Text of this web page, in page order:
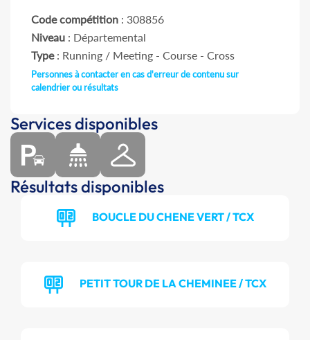
Code compétition : 308856
Niveau : Départemental
Type: Running / Meeting - Course - Cross
Personnes à contacter en cas d'erreur de contenu sur
calendrier ou résultats
Services disponibles
Résultats disponibles
BOUCLE DU CHENE VERT / TCX
PETIT TOUR DE LA CHEMINEE / TCX